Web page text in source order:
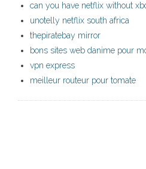
can you have netflix without
unotelly netflix south africa
thepiratebay mirror
bons sites web danime pour
vpn express
meilleur routeur pour tomate